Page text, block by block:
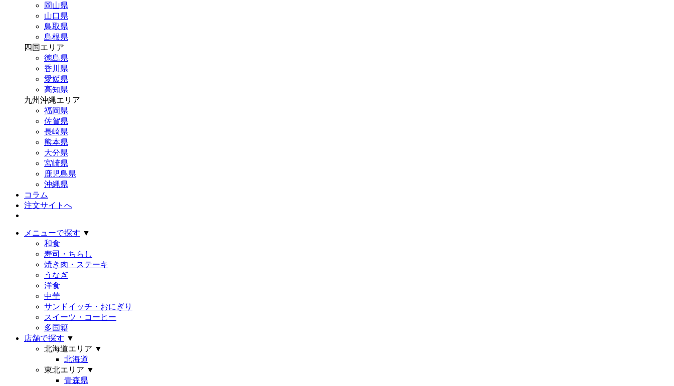
岡山県
山口県
鳥取県
島根県
四国エリア
徳島県
香川県
愛媛県
高知県
九州沖縄エリア
福岡県
佐賀県
長崎県
熊本県
大分県
宮崎県
鹿児島県
沖縄県
コラム
注文サイトへ
メニューで探す ▼
和食
寿司・ちらし
焼き肉・ステーキ
うなぎ
洋食
中華
サンドイッチ・おにぎり
スイーツ・コーヒー
多国籍
店舗で探す ▼
北海道エリア ▼
北海道
東北エリア ▼
青森県